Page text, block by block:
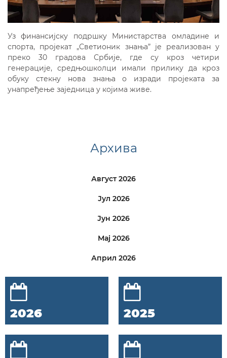
Уз финансијску подршку Министарства омладине и
спорта, пројекат „Светионик знања” је реализован у
преко 30 градова Србије, где су кроз четири
генерације, средњошколци имали прилику да кроз
обуку стекну нова знања о изради пројеката за
унапређење заједница у којима живе.
Архива
Август 2026
Јул 2026
Јун 2026
Мај 2026
Април 2026
2026 2025